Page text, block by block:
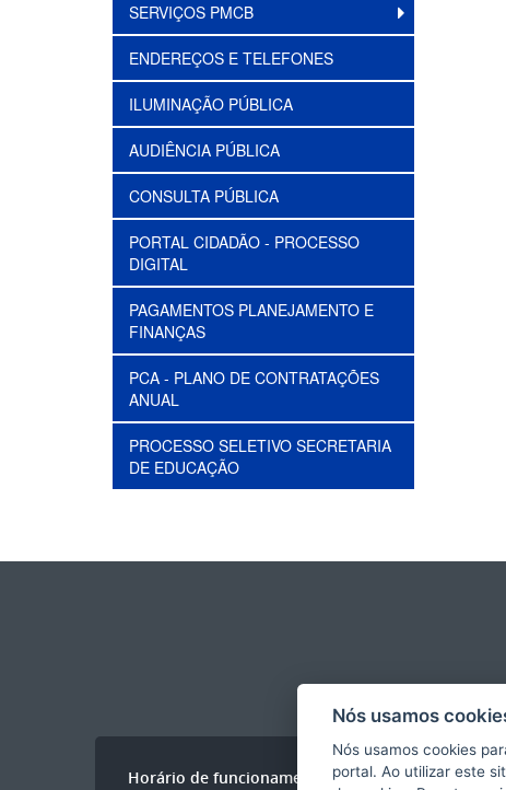
SERVIÇOS PMCB
ENDEREÇOS E TELEFONES
ILUMINAÇÃO PÚBLICA
AUDIÊNCIA PÚBLICA
CONSULTA PÚBLICA
PORTAL CIDADÃO - PROCESSO
DIGITAL
PAGAMENTOS PLANEJAMENTO E
FINANÇAS
PCA - PLANO DE CONTRATAÇÕES
ANUAL
PROCESSO SELETIVO SECRETARIA
DE EDUCAÇÃO
Horário de funcionamento
Nós usamos
Nós usamos cookies
portal. Ao utilizar este